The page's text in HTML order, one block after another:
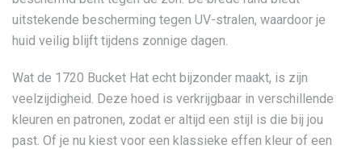
uitstekende bescherming tegen UV-stralen, waardoor je
huid veilig blijft tijdens zonnige dagen.
Wat de 1720 Bucket Hat echt bijzonder maakt, is zijn
veelzijdigheid. Deze hoed is verkrijgbaar in verschillende
kleuren en patronen, zodat er altijd een stijl is die bij jou
past. Of je nu kiest voor een klassieke effen kleur of een